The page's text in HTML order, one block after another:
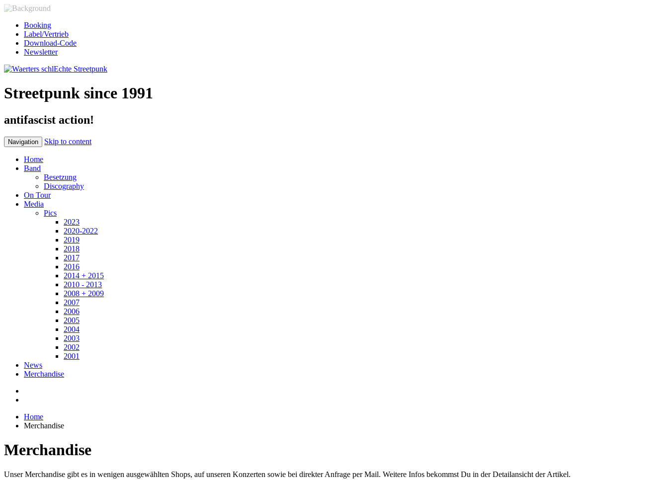
Booking
Label/Vertrieb
Download-Code
Newsletter
Streetpunk since 1991
antifascist action!
Navigation Skip to content
Home
Band
Besetzung
Discography
On Tour
Media
Pics
2023
2020-2022
2019
2018
2017
2016
2014 + 2015
2010 - 2013
2008 + 2009
2007
2006
2005
2004
2003
2002
2001
News
Merchandise
Home
Merchandise
Merchandise
Unser Merchandise gibt es in wenigen ausgewählten Shops, auf unseren Konzerten sowie bei direkter Anfrage per Mail. Weitere Infos bekommst Du in der Detailansicht der Artikel.